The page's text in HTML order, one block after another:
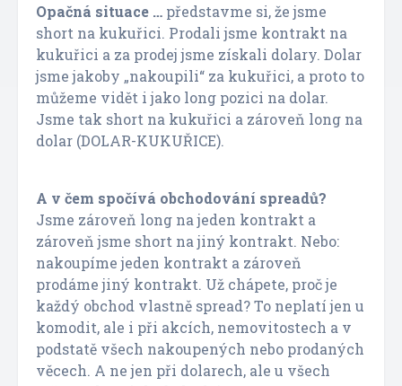
Opačná situace … představme si, že jsme
short na kukuřici. Prodali jsme kontrakt na
kukuřici a za prodej jsme získali dolary. Dolar
jsme jakoby „nakoupili“ za kukuřici, a proto to
můžeme vidět i jako long pozici na dolar.
Jsme tak short na kukuřici a zároveň long na
dolar (DOLAR-KUKUŘICE).
A v čem spočívá obchodování spreadů?
Jsme zároveň long na jeden kontrakt a
zároveň jsme short na jiný kontrakt. Nebo:
nakoupíme jeden kontrakt a zároveň
prodáme jiný kontrakt. Už chápete, proč je
každý obchod vlastně spread? To neplatí jen u
komodit, ale i při akcích, nemovitostech a v
podstatě všech nakoupených nebo prodaných
věcech. A ne jen při dolarech, ale u všech